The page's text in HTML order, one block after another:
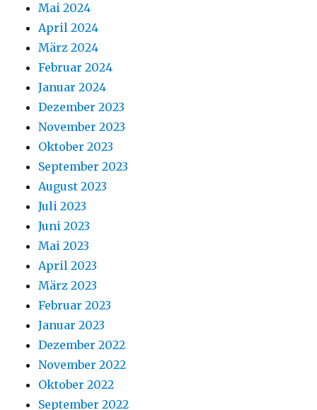
Mai 2024
April 2024
März 2024
Februar 2024
Januar 2024
Dezember 2023
November 2023
Oktober 2023
September 2023
August 2023
Juli 2023
Juni 2023
Mai 2023
April 2023
März 2023
Februar 2023
Januar 2023
Dezember 2022
November 2022
Oktober 2022
September 2022